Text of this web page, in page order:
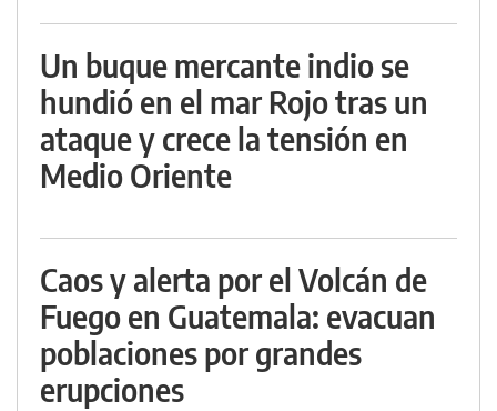
Un buque mercante indio se
hundió en el mar Rojo tras un
ataque y crece la tensión en
Medio Oriente
Caos y alerta por el Volcán de
Fuego en Guatemala: evacuan
poblaciones por grandes
erupciones